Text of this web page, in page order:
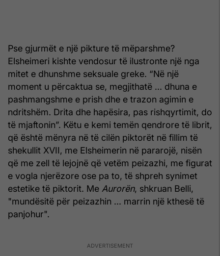
Pse gjurmët e një pikture të mëparshme?
Elsheimeri kishte vendosur të ilustronte një nga
mitet e dhunshme seksuale greke. “Në një
moment u përcaktua se, megjithatë ... dhuna e
pashmangshme e prish dhe e trazon agimin e
ndritshëm. Drita dhe hapësira, pas rishqyrtimit, do
të mjaftonin”. Këtu e kemi temën qendrore të librit,
që është mënyra në të cilën piktorët në fillim të
shekullit XVII, me Elsheimerin në pararojë, nisën
që me zell të lejojnë që vetëm peizazhi, me figurat
e vogla njerëzore ose pa to, të shpreh synimet
estetike të piktorit. Me Aurorën, shkruan Belli,
"mundësitë për peizazhin ... marrin një kthesë të
panjohur".